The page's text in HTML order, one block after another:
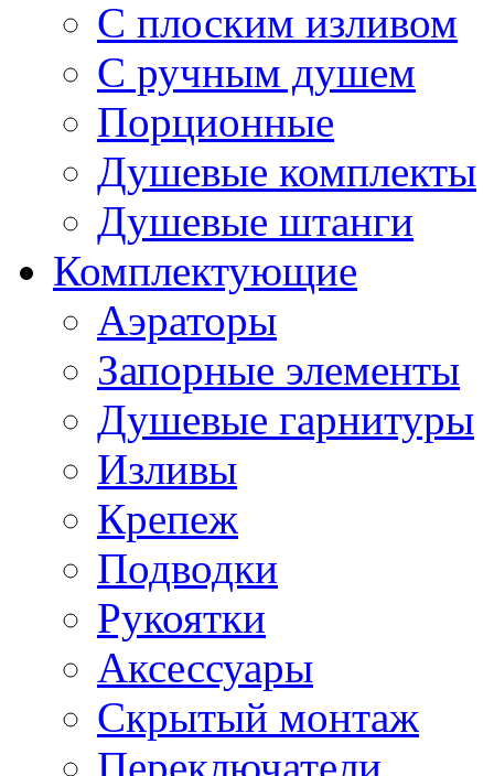
С плоским изливом
С ручным душем
Порционные
Душевые комплекты
Душевые штанги
Комплектующие
Аэраторы
Запорные элементы
Душевые гарнитуры
Изливы
Крепеж
Подводки
Рукоятки
Аксессуары
Скрытый монтаж
Переключатели